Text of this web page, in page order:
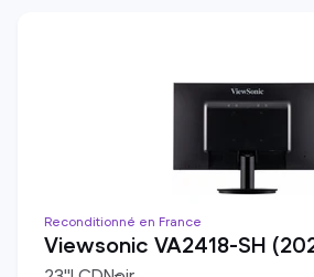
Reconditionné en France
Viewsonic VA2418-SH